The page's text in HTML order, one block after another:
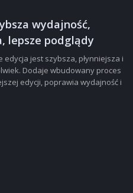
wydajność,
lepsze podglądy
edycja jest szybsza, płynniejsza i
Dodaje wbudowany proces
edycji, poprawia wydajność i